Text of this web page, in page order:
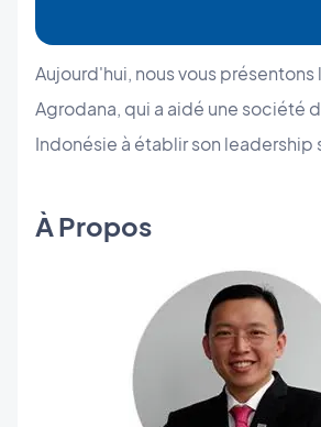
Aujourd'hui, nous vous
Agrodana, qui a aidé une société
Indonésie à établir son leadership
À Propos